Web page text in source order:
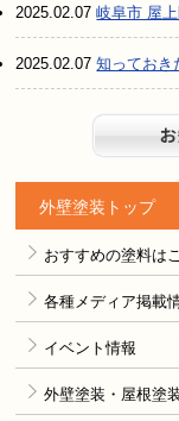
2025.02.07岐阜市 屋
2025.02.07知っておき
外壁塗装トップ
おすすめの塗料は
各種メディア掲載
イベント情報
外壁塗装・屋根塗